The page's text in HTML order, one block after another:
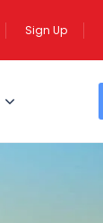
Sign Up